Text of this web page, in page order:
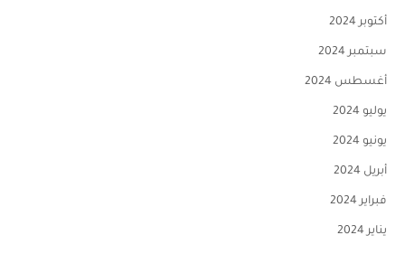
أكتوبر 2024
سبتمبر 2024
أغسطس 2024
يوليو 2024
يونيو 2024
أبريل 2024
فبراير 2024
يناير 2024